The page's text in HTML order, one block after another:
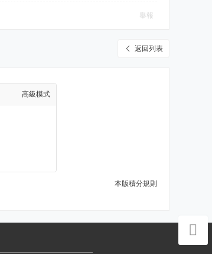
舉報
返回列表
高級模式
本版積分規則